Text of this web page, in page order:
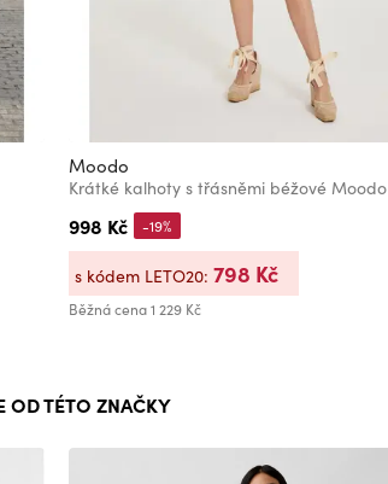
Moodo
Krátké kalhoty s třásněmi béžové Moodo
998 Kč
Běžná cena1 229 Kč
-19%
s kódem LETO20: 798 Kč
OD TÉTO ZNAČKY